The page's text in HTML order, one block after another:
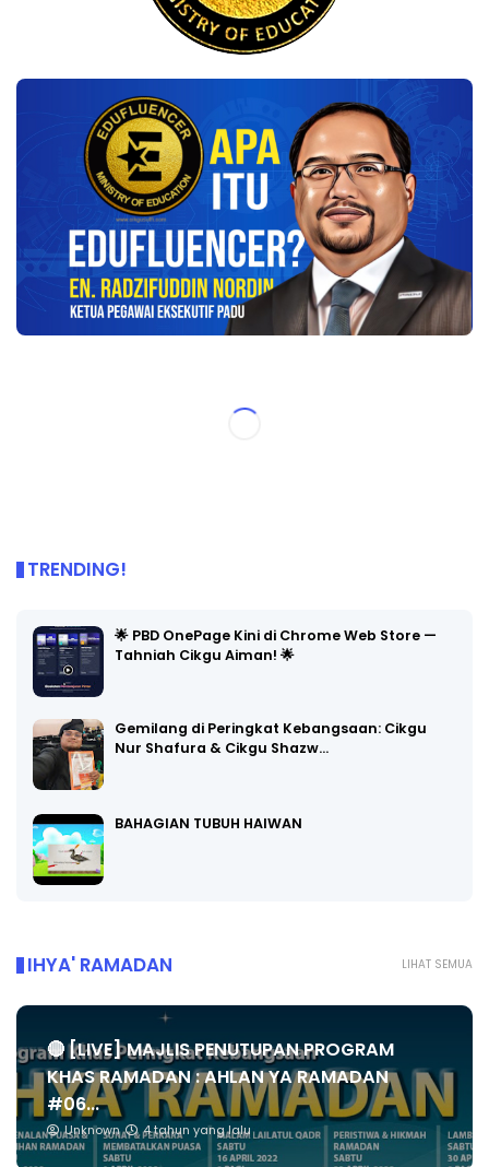
TRENDING!
🌟 PBD OnePage Kini di Chrome Web Store —
Tahniah Cikgu Aiman! 🌟
Gemilang di Peringkat Kebangsaan: Cikgu
Nur Shafura & Cikgu Shazw…
BAHAGIAN TUBUH HAIWAN
LIHAT SEMUA
IHYA' RAMADAN
🔴 [LIVE] MAJLIS PENUTUPAN PROGRAM
KHAS RAMADAN : AHLAN YA RAMADAN
#06...
Unknown 4 tahun yang lalu